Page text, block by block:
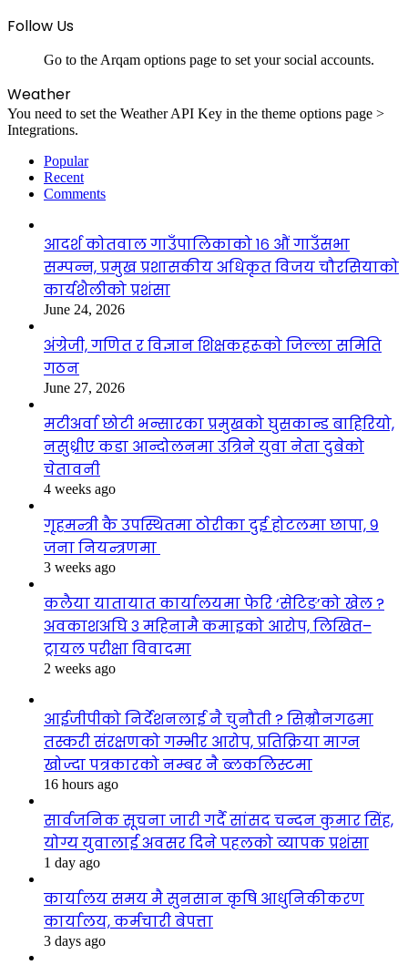
Follow Us
Go to the Arqam options page to set your social accounts.
Weather
You need to set the Weather API Key in the theme options page >
Integrations.
Popular
Recent
Comments
आदर्श कोतवाल गाउँपालिकाको १६ औं गाउँसभा
सम्पन्न, प्रमुख प्रशासकीय अधिकृत विजय चौरसियाको
कार्यशैलीको प्रशंसा
June 24, 2026
अंग्रेजी, गणित र विज्ञान शिक्षकहरूको जिल्ला समिति
गठन
June 27, 2026
मटीअर्वा छोटी भन्सारका प्रमुखको घुसकान्ड बाहिरियो,
नसुध्रीए कडा आन्दोलनमा उत्रिने युवा नेता दुबेको
चेतावनी
4 weeks ago
गृहमन्त्री कै उपस्थितमा ठोरीका दुई होटलमा छापा, ९
जना नियन्त्रणमा
3 weeks ago
कलैया यातायात कार्यालयमा फेरि ‘सेटिङ’को खेल ?
अवकाशअघि ३ महिनामै कमाइको आरोप, लिखित–
ट्रायल परीक्षा विवादमा
2 weeks ago
आईजीपीको निर्देशनलाई नै चुनौती ? सिम्रौनगढमा
तस्करी संरक्षणको गम्भीर आरोप, प्रतिक्रिया माग्न
खोज्दा पत्रकारको नम्बर नै ब्लकलिस्टमा
16 hours ago
सार्वजनिक सूचना जारी गर्दै सांसद चन्दन कुमार सिंह,
योग्य युवालाई अवसर दिने पहलको व्यापक प्रशंसा
1 day ago
कार्यालय समय मै सुनसान कृषि आधुनिकीकरण
कार्यालय, कर्मचारी बेपत्ता
3 days ago